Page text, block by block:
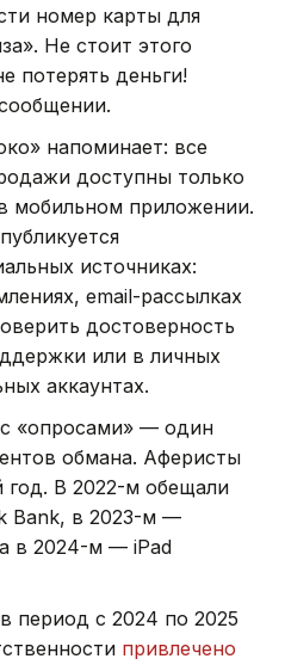
номер карты для
Не стоит этого
потерять деньги!
напоминает: все
доступны только
мобильном приложении.
источниках:
email-рассылках
достоверность
или в личных
аккаунтах.
«опросами» — один
обмана. Аферисты
год. В 2022-м обещали
Bank, в 2023-м —
в 2024-м — iPad
период с 2024 по 2025
привлечено